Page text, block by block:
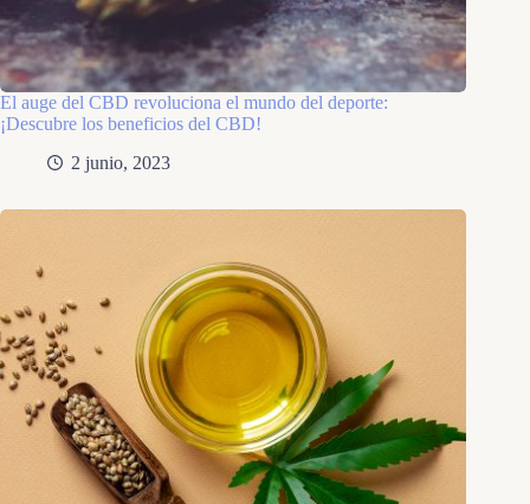
El auge del CBD revoluciona el mundo del deporte:
¡Descubre los beneficios del CBD!
2 junio, 2023